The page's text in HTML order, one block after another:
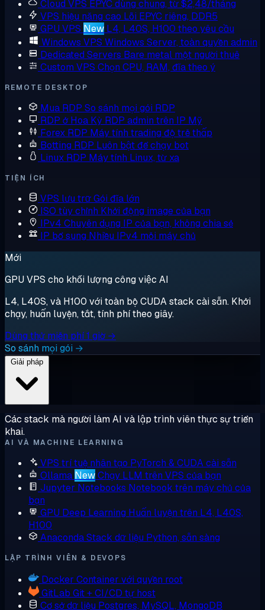
Cloud VPS EPYC dùng chung, từ $2,48/tháng
VPS hiệu năng cao Lõi EPYC riêng, DDR5
GPU VPS New L4, L40S, H100 theo yêu cầu
Windows VPS Windows Server, toàn quyền admin
Dedicated Servers Bare metal một người thuê
Custom VPS Chọn CPU, RAM, đĩa theo ý
REMOTE DESKTOP
Mua RDP So sánh mọi gói RDP
RDP ở Hoa Kỳ RDP admin trên IP Mỹ
Forex RDP Máy tính trading độ trễ thấp
Botting RDP Luôn bật để chạy bot
Linux RDP Máy tính Linux, từ xa
TIỆN ÍCH
VPS lưu trữGói đĩa lớn
ISO tùy chỉnh Khởi động image của bạn
IPv4 Chuyên dụng IP của bạn, không chia sẻ
IP bổ sung Nhiều IPv4 mỗi máy chủ
Mới
GPU VPS cho khối lượng công việc AI
L4, L40S, và H100 với toàn bộ CUDA stack cài sẵn. Khởi
chạy, huấn luyện, tắt, tính phí theo giây.
Dùng thử miễn phí 1 giờ →
So sánh mọi gói →
Các stack mà người làm AI và lập trình viên thực sự triển
khai.
AI VÀ MACHINE LEARNING
VPS trí tuệ nhân tạo PyTorch & CUDA cài sẵn
Ollama NewChạy LLM trên VPS của bạn
Jupyter Notebooks Notebook trên máy chủ của
bạn
GPU Deep Learning Huấn luyện trên L4, L40S,
H100
AnacondaStack dữ liệu Python, sẵn sàng
LẬP TRÌNH VIÊN & DEVOPS
Docker Container với quyền root
GitLab Git + CI/CD tự host
Cơ sở dữ liệu Postgres, MySQL, MongoDB